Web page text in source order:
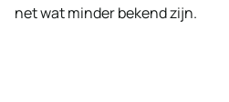
net wat minder bekend zijn.